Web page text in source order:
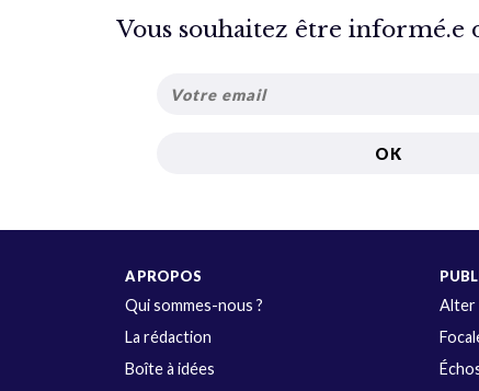
Vous souhaitez être informé.e
A PROPOS
Qui sommes-nous ?
La rédaction
Boîte à idées
Alter